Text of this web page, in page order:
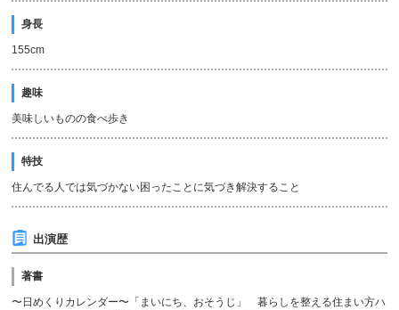
身長
155cm
趣味
美味しいものの食べ歩き
特技
住んでる人では気づかない困ったことに気づき解決すること
出演歴
著書
〜日めくりカレンダー〜「まいにち、おそうじ」 暮らしを整える住まい方ハ